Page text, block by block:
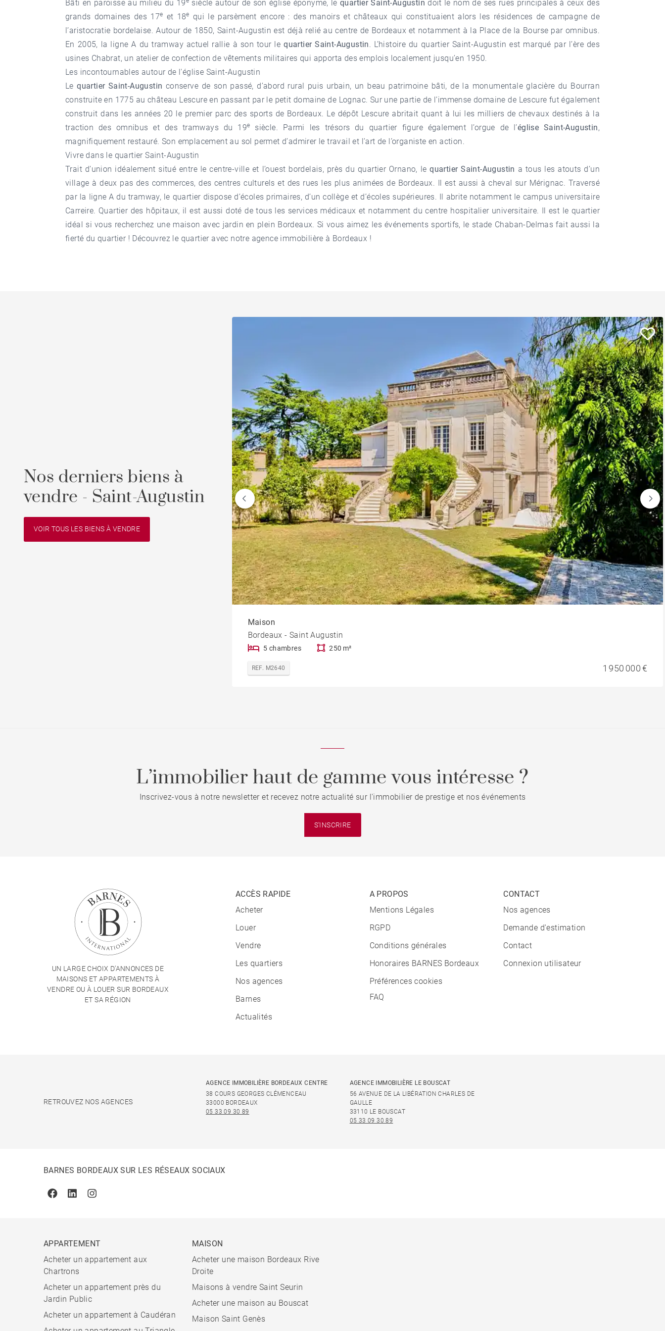
Bâti en paroisse au milieu du 19 siècle autour de son église éponyme, lequartier Saint-Augustin doit le nom de ses rues principales à ceux des
grands domaines des 17e et 18e qui le parsèment encore : des manoirs et châteaux qui constituaient alors les résidences de campagne de
l’aristocratie bordelaise. Autour de 1850, Saint-Augustin est déjà relié au centre de Bordeaux et notamment à la Place de la Bourse par omnibus.
En 2005, la ligne A du tramway actuel rallie à son tour lequartier Saint-Augustin. L’histoire du quartier Saint-Augustin est marqué par l’ère des
usines Chabrat, un atelier de confection de vêtements militaires qui apporta des emplois localement jusqu’en 1950.
Les incontournables autour de l'église Saint-Augustin
Lequartier Saint-Augustin conserve de son passé, d’abord rural puis urbain, un beau patrimoine bâti, de la monumentale glacière du Bourran
construite en 1775 au château Lescure en passant par le petit domaine de Lognac. Sur une partie de l’immense domaine de Lescure fut également
construit dans les années 20 le premier parc des sports de Bordeaux. Le dépôt Lescure abritait quant à lui les milliers de chevaux destinés à la
traction des omnibus et des tramways du 19e siècle. Parmi les trésors du quartier figure également l’orgue de l’église Saint-Augustin,
magnifiquement restauré. Son emplacement au sol permet d’admirer le travail et l’art de l’organiste en action.
Vivre dans le quartier Saint-Augustin
Trait d’union idéalement situé entre le centre-ville et l’ouest bordelais, près du quartier Ornano, lequartier Saint-Augustin a tous les atouts d’un
village à deux pas des commerces, des centres culturels et des rues les plus animées de Bordeaux. Il est aussi à cheval sur Mérignac. Traversé
par la ligne A du tramway, le quartier dispose d’écoles primaires, d’un collège et d’écoles supérieures. Il abrite notamment le campus universitaire
Carreire. Quartier des hôpitaux, il est aussi doté de tous les services médicaux et notamment du centre hospitalier universitaire. Il est le quartier
idéal si vous recherchez une maison avec jardin en plein Bordeaux. Si vous aimez les événements sportifs, le stade Chaban-Delmas fait aussi la
fierté du quartier ! Découvrez le quartier avec notre agence immobilière à Bordeaux !
Nos derniers biens à
vendre - Saint-Augustin
VOIR TOUS LES BIENS À VENDRE
Maison
Bordeaux - Saint Augustin
5 chambres 250 m²
REF. M2640 1 950 000 €
L’immobilier haut de gamme vous intéresse ?
Inscrivez-vous à notre newsletter et recevez notre actualité sur l'immobilier de prestige et nos événements
S'INSCRIRE
UN LARGE CHOIX D'ANNONCES DE
MAISONS ET APPARTEMENTS À
VENDRE OU À LOUER SUR BORDEAUX
ET SA RÉGION
ACCÈS RAPIDE
Acheter
Louer
Vendre
Les quartiers
Nos agences
Barnes
Actualités
A PROPOS
Mentions Légales
RGPD
Conditions générales
Honoraires BARNES Bordeaux
Préférences cookies
FAQ
CONTACT
Nos agences
Demande d'estimation
Contact
Connexion utilisateur
RETROUVEZ NOS AGENCES
AGENCE IMMOBILIÈRE BORDEAUX CENTRE
38 COURS GEORGES CLÉMENCEAU
33000 BORDEAUX
05 33 09 30 89
AGENCE IMMOBILIÈRE LE BOUSCAT
56 AVENUE DE LA LIBÉRATION CHARLES DE
GAULLE
33110 LE BOUSCAT
05 33 09 30 89
BARNES BORDEAUX SUR LES RÉSEAUX SOCIAUX
FacebookLinkedinInstagram
APPARTEMENT
Acheter un appartement aux
Chartrons
Acheter un appartement près du
Jardin Public
Acheter un appartement à Caudéran
MAISON
Acheter une maison Bordeaux Rive
Droite
Maisons à vendre Saint Seurin
Acheter une maison au Bouscat
Maison Saint Genès